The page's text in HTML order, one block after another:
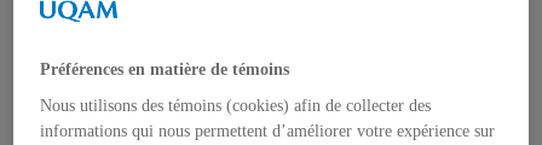
Bourses et prix
Dans les médias
Préférences en matière de témoins
Nous utilisons des témoins (cookies) afin de collecter des
informations qui nous permettent d’améliorer votre expérience sur